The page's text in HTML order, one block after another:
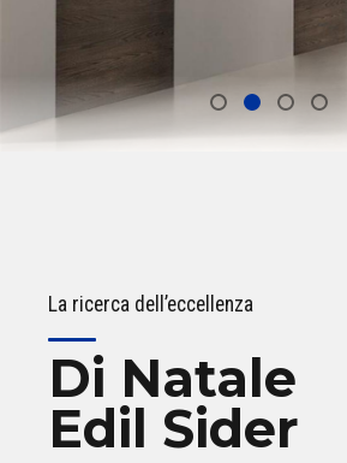
La ricerca dell’eccellenza
Di Natale
Edil Sider